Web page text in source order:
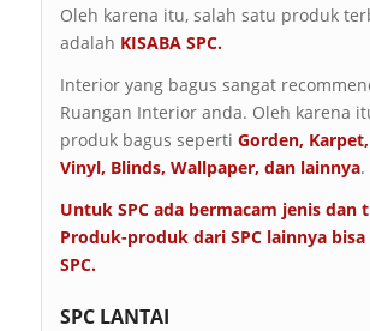
Oleh karena itu, salah satu produk
adalah KISABA SPC.
Interior yang bagus sangat
Ruangan Interior anda. Oleh karena
produk bagus seperti Gorden,
Vinyl, Blinds, Wallpaper, dan lainnya.
Untuk SPC ada bermacam jenis dan
Produk-produk dari SPC lainnya
SPC.
SPC LANTAI